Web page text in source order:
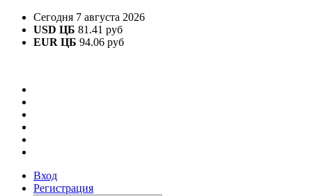
Сегодня 7 августа 2026
USD ЦБ 81.41 руб
EUR ЦБ 94.06 руб
Вход
Регистрация